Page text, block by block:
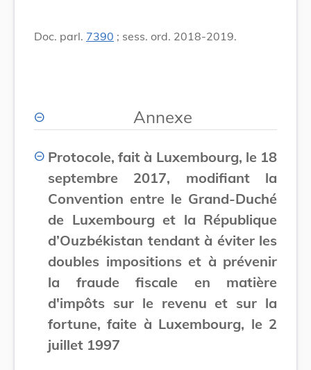
Doc. parl. 7390 ; sess. ord. 2018-2019.
Annexe
Protocole, fait à Luxembourg, le 18
septembre 2017, modifiant la
Convention entre le Grand-Duché
de Luxembourg et la République
d’Ouzbékistan tendant à éviter les
doubles impositions et à prévenir
la fraude fiscale en matière
d'impôts sur le revenu et sur la
fortune, faite à Luxembourg, le 2
juillet 1997